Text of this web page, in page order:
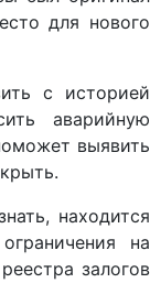
для нового
с историей
аварийную
выявить
находится
на
залогов